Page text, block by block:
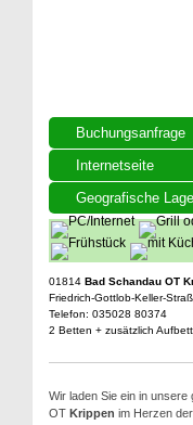
Buchungsanfrage
Internetseite
Geografische Lage
01814 Bad Schandau OT
Friedrich-Gottlob-Keller-
Telefon: 035028 80374
2 Betten + zusätzlich
Wir laden Sie ein in
OT Krippen im Herzen